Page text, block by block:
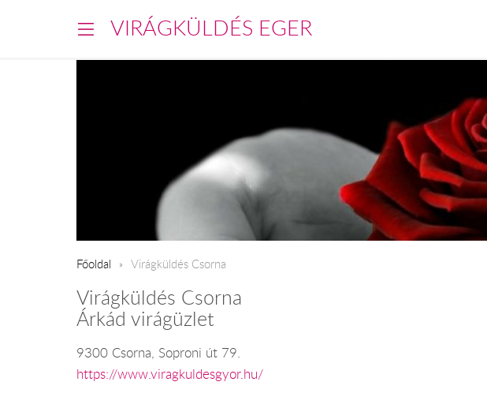
VIRÁGKÜLDÉS EGER
Főoldal Virágküldés Csorna
Virágküldés Csorna
Árkád virágüzlet
9300 Csorna, Soproni út 79.
https://www.viragkuldesgyor.hu/